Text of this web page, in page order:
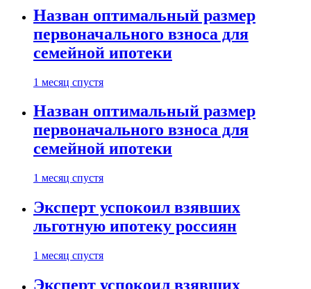
Назван оптимальный размер
первоначального взноса для
семейной ипотеки
1 месяц спустя
Назван оптимальный размер
первоначального взноса для
семейной ипотеки
1 месяц спустя
Эксперт успокоил взявших
льготную ипотеку россиян
1 месяц спустя
Эксперт успокоил взявших